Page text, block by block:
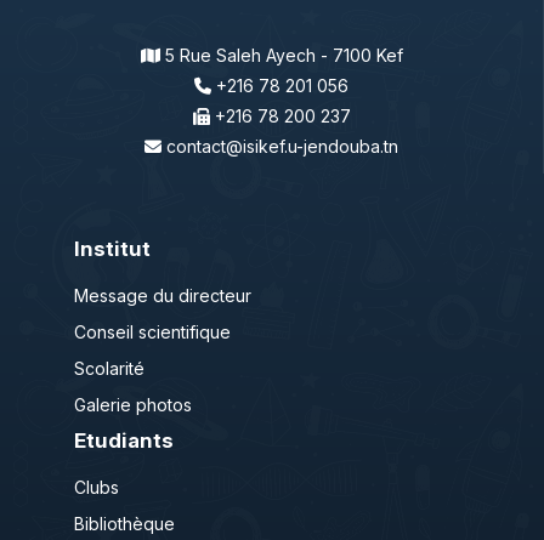
5 Rue Saleh Ayech - 7100 Kef
+216 78 201 056
+216 78 200 237
contact@isikef.u-jendouba.tn
Institut
Message du directeur
Conseil scientifique
Scolarité
Galerie photos
Etudiants
Clubs
Bibliothèque